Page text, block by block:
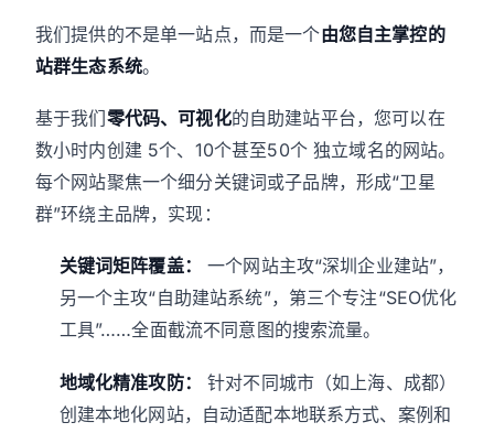
我们提供的不是单一站点，而是一个由您自主掌控的
站群生态系统。
基于我们零代码、可视化的自助建站平台，您可以在
数小时内创建 5个、10个甚至50个 独立域名的网站。
每个网站聚焦一个细分关键词或子品牌，形成“卫星
群”环绕主品牌，实现：
关键词矩阵覆盖：
一个网站主攻“深圳企业建站”，
另一个主攻“自助建站系统”，第三个专注“SEO优化
工具”……全面截流不同意图的搜索流量。
地域化精准攻防：
针对不同城市（如上海、成都）
创建本地化网站，自动适配本地联系方式、案例和